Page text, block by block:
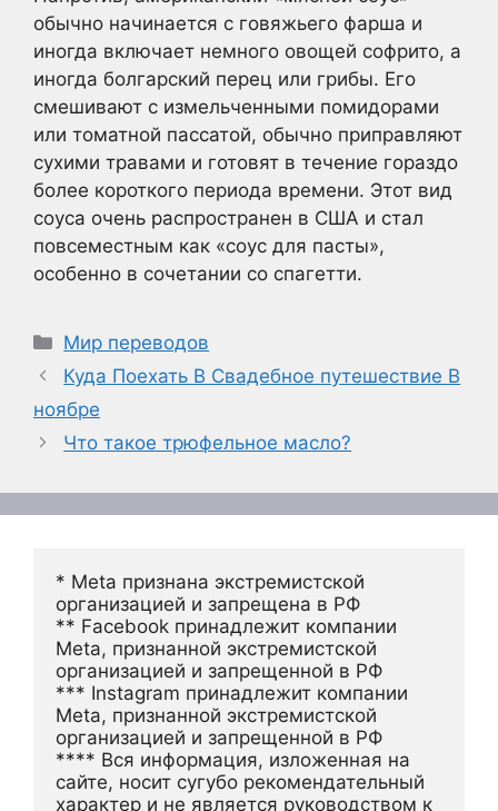
обычно начинается с говяжьего фарша и
иногда включает немного овощей софрито, а
иногда болгарский перец или грибы. Его
смешивают с измельченными помидорами
или томатной пассатой, обычно приправляют
сухими травами и готовят в течение гораздо
более короткого периода времени. Этот вид
соуса очень распространен в США и стал
повсеместным как «соус для пасты»,
особенно в сочетании со спагетти.
Рубрики
Мир переводов
Куда Поехать В Свадебное путешествие В
ноябре
Что такое трюфельное масло?
* Meta признана экстремистской
организацией и запрещена в РФ
** Facebook принадлежит компании
Meta, признанной экстремистской
организацией и запрещенной в РФ
*** Instagram принадлежит компании
Meta, признанной экстремистской
организацией и запрещенной в РФ
**** Вся информация, изложенная на
сайте, носит сугубо рекомендательный
характер и не является руководством к